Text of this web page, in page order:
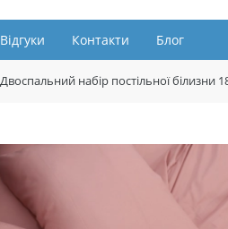
Відгуки Контакти Блог
Двоспальний набір постільної